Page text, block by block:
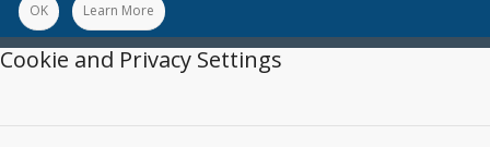
OK Learn More
Cookie and Privacy Settings